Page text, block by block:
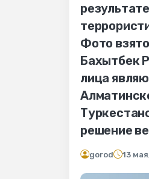
Фото
Бахытбек
лица
решение
gorod 13